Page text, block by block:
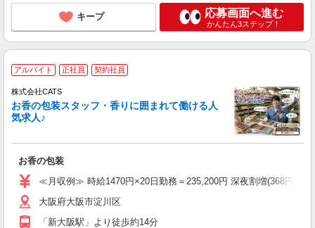
キープ 応募画面へ進む
かんたん3ステップ！
アルバイト 正社員 契約社員
株式会社CATS
お香の包装スタッフ・香りに囲まれて働ける人
気求人♪
お香の包装
≪月収例≫ 時給1470円×20日勤務＝235,200円 深夜割増(368円
大阪府大阪市淀川区
「新大阪駅」より徒歩約14分